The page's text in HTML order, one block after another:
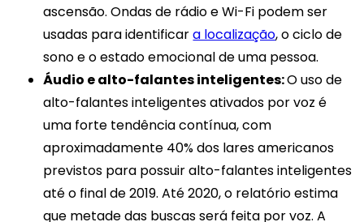
ascensão. Ondas de rádio e Wi-Fi podem ser
usadas para identificara localização, o ciclo de
sono e o estado emocional de uma pessoa.
Áudio e alto-falantes inteligentes:O uso de
alto-falantes inteligentes ativados por voz é
uma forte tendência contínua, com
aproximadamente 40% dos lares americanos
previstos para possuir alto-falantes inteligentes
até o final de 2019. Até 2020, o relatório estima
que metade das buscas será feita por voz. A